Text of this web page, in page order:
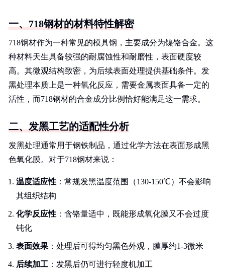
一、718钢材的材料特性解密
718钢材作为一种常见的模具钢，主要成分为镍铬合金。这
种材料天生具备较强的耐腐蚀性和耐磨性，表面硬度较
高。其微观结构致密，为后续表面处理提供基础条件。发
黑处理本质上是一种氧化反应，需要金属表面具备一定的
活性，而718钢材的合金成分比例恰好能满足这一需求。
二、发黑工艺的适配性分析
发黑处理通常用于钢铁制品，通过化学方法在表面形成黑
色氧化膜。对于718钢材来说：
温度适应性 ：常规发黑温度范围（130-150℃）不会影响
其组织结构
化学反应性 ：含铬量适中，既能形成氧化膜又不会过度
钝化
表面效果 ：处理后可得均匀黑色外观，膜厚约1-3微米
后续加工 ：发黑后仍可进行轻度机加工